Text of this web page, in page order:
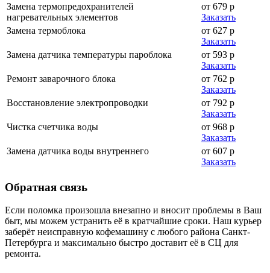
Замена термопредохранителей
нагревательных элементов
от 679 р
Заказать
Замена термоблока
от 627 р
Заказать
Замена датчика температуры пароблока
от 593 р
Заказать
Ремонт заварочного блока
от 762 р
Заказать
Восстановление электропроводки
от 792 р
Заказать
Чистка счетчика воды
от 968 р
Заказать
Замена датчика воды внутреннего
от 607 р
Заказать
Обратная связь
Если поломка произошла внезапно и вносит проблемы в Ваш
быт, мы можем устранить её в кратчайшие сроки. Наш курьер
заберёт неисправную кофемашину с любого района Санкт-
Петербурга и максимально быстро доставит её в СЦ для
ремонта.